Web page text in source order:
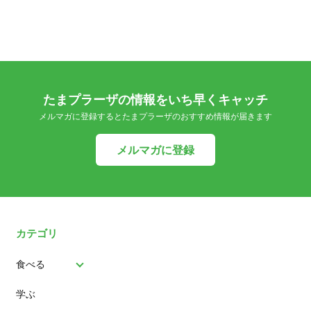
たまプラーザの情報をいち早くキャッチ
メルマガに登録するとたまプラーザのおすすめ情報が届きます
メルマガに登録
カテゴリ
食べる
パン
学ぶ